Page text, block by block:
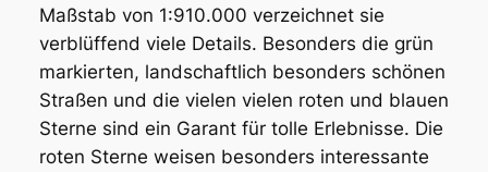
Maßstab von 1:910.000 verzeichnet sie
verblüffend viele Details. Besonders die grün
markierten, landschaftlich besonders schönen
Straßen und die vielen vielen roten und blauen
Sterne sind ein Garant für tolle Erlebnisse. Die
roten Sterne weisen besonders interessante